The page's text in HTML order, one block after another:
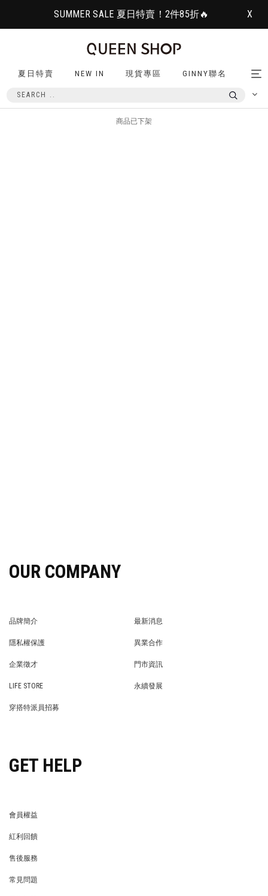
SUMMER SALE 夏日特賣！2件85折🔥 X
夏日特賣 NEW IN 現貨專區 GINNY聯名
商品已下架
OUR COMPANY
品牌簡介
最新消息
隱私權保護
異業合作
企業徵才
門市資訊
LIFE STORE
永續發展
穿搭特派員招募
GET HELP
會員權益
紅利回饋
售後服務
常見問題